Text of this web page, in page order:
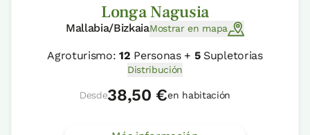
Longa Nagusia
Mallabia/BizkaiaMostrar en mapa
Agroturismo:12 Personas + 5Supletorias
Distribución
Desde38,50 €en habitación